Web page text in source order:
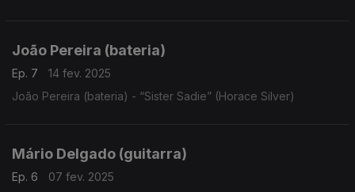
João Pereira (bateria)
Ep. 7
14 fev. 2025
João Pereira (bateria) - “Sister Sadie” (Horace Silver)
Mário Delgado (guitarra)
Ep. 6
07 fev. 2025